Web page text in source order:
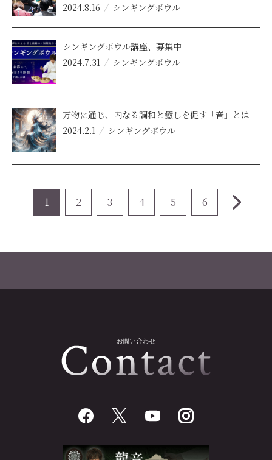
2024.8.16
シンギングボウル
シンギングボウル講座、募集中
2024.7.31
シンギングボウル
万物に通じ、内なる調和と癒しを促す「音」とは
2024.2.1
シンギングボウル
1 2 3 4 5 6